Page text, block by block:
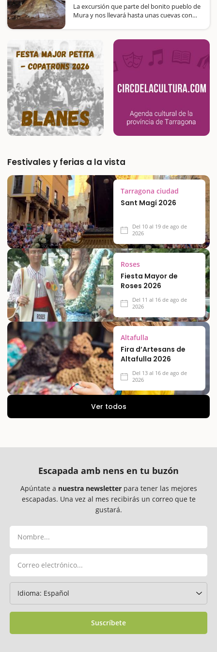
La excursión que parte del bonito pueblo de
Mura y nos llevará hasta unas cuevas con
hace 4.000 años como lugar de entierros
colectivos. Os proponemos…
Festivales y ferias a la vista
Tarragona ciudad
Sant Magí 2026
Del 10 al 19 de ago de
2026
Roses
Fiesta Mayor de
Roses 2026
Del 11 al 16 de ago de
2026
Altafulla
Fira d’Artesans de
Altafulla 2026
Del 13 al 16 de ago de
2026
Ver todos
Escapada amb nens en tu buzón
Apúntate a nuestra newsletterpara tener las mejores
escapadas. Una vez al mes recibirás un correo que te
gustará.
Suscríbete